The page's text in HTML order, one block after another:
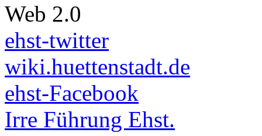
Web 2.0
ehst-twitter
wiki.huettenstadt.de
ehst-Facebook
Irre Führung Ehst.